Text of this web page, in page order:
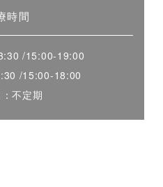
時間
/15:00-19:00
/15:00-18:00
不定期